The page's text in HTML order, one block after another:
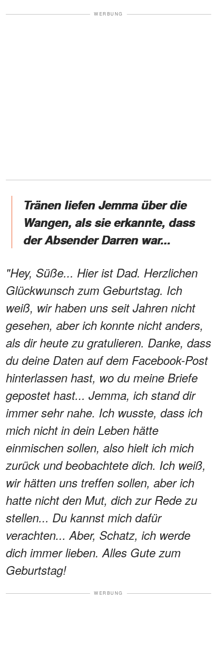
WERBUNG
Tränen liefen Jemma über die
Wangen, als sie erkannte, dass
der Absender Darren war...
"Hey, Süße... Hier ist Dad. Herzlichen
Glückwunsch zum Geburtstag. Ich
weiß, wir haben uns seit Jahren nicht
gesehen, aber ich konnte nicht anders,
als dir heute zu gratulieren. Danke, dass
du deine Daten auf dem Facebook-Post
hinterlassen hast, wo du meine Briefe
gepostet hast... Jemma, ich stand dir
immer sehr nahe. Ich wusste, dass ich
mich nicht in dein Leben hätte
einmischen sollen, also hielt ich mich
zurück und beobachtete dich. Ich weiß,
wir hätten uns treffen sollen, aber ich
hatte nicht den Mut, dich zur Rede zu
stellen... Du kannst mich dafür
verachten... Aber, Schatz, ich werde
dich immer lieben. Alles Gute zum
Geburtstag!
WERBUNG